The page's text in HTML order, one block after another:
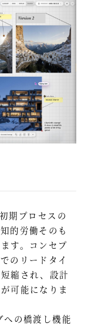
期プロセスの
的労働そのも
す。コンセプ
のリードタイ
縮され、設計
可能になりま
の橋渡し機能